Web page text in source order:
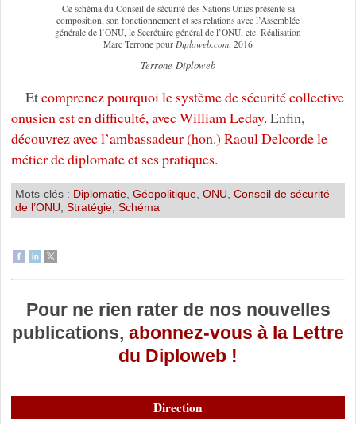
Ce schéma du Conseil de sécurité des Nations Unies présente sa
composition, son fonctionnement et ses relations avec l’Assemblée
générale de l’ONU, le Secrétaire général de l’ONU, etc. Réalisation
Marc Terrone pour Diploweb.com , 2016
Terrone-Diploweb
Etcomprenez pourquoi le système de sécurité collective
onusien est en difficulté, avec William Leday. Enfin,
découvrez avec l’ambassadeur (hon.) Raoul Delcorde le
métier de diplomate et ses pratiques.
Mots-clés : Diplomatie, Géopolitique, ONU Conseil de sécurité
de l’ONU Stratégie, Schéma
Pour ne rien rater de nos nouvelles
publications, abonnez-vous à la Lettre
du Diploweb !
Direction